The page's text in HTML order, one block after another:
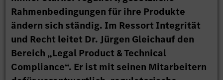
Rahmenbedingungen für ihre Produkte
ändern sich ständig. Im Ressort Integrität
und Recht leitet Dr. Jürgen Gleichauf den
Bereich „Legal Product & Technical
Compliance“. Er ist mit seinen Mitarbeitern